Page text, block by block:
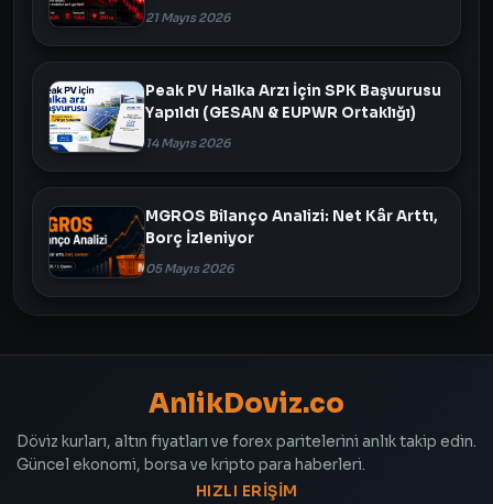
21 Mayıs 2026
Peak PV Halka Arzı İçin SPK Başvurusu
Yapıldı (GESAN & EUPWR Ortaklığı)
14 Mayıs 2026
MGROS Bilanço Analizi: Net Kâr Arttı,
Borç İzleniyor
05 Mayıs 2026
AnlikDoviz.co
Döviz kurları, altın fiyatları ve forex paritelerini anlık takip edin.
Güncel ekonomi, borsa ve kripto para haberleri.
HIZLI ERIŞIM